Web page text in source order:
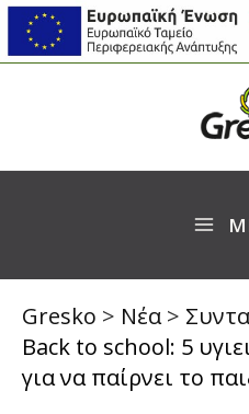
Skip
to
Gresko > Νέα>
Back to school: 5
για να παίρνει το
Post
navigation
S
e